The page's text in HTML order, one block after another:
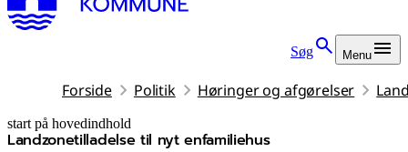
Søg Menu
Forside Politik Høringer og afgørelser
start på hovedindhold
Landzonetilladelse til nyt enfamiliehus
senest opdateret 8. december 2025